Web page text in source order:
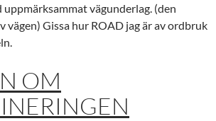
vägunderlag. (den
vägen) Gissa hur ROAD jag är av ordbruk
OM